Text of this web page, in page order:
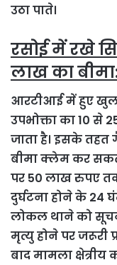
उठा पाते।
रसोई में रखे
लाख का
आरटीआई में हुए
उपभोक्ता का 10 से
जाता है। इसके तहत
बीमा क्लेम कर
पर 50 लाख रुपए
दुर्घटना होने के 24
लोकल थाने को
मृत्यु होने पर जरूरी
बाद मामला क्षेत्रीय